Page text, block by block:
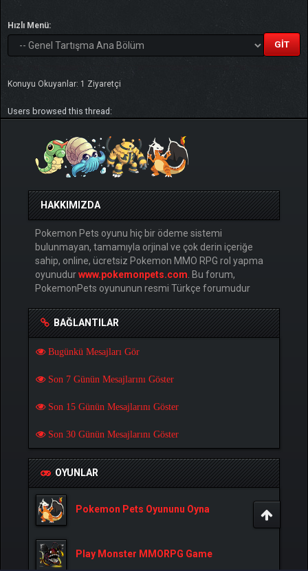
Hızlı Menü:
Konuyu Okuyanlar: 1 Ziyaretçi
Users browsed this thread:
HAKKIMIZDA
Pokemon Pets oyunu hiç bir ödeme sistemi
bulunmayan, tamamıyla orjinal ve çok derin içeriğe
sahip, online, ücretsiz Pokemon MMO RPG rol yapma
oyunudurwww.pokemonpets.com . Bu forum,
PokemonPets oyununun resmi Türkçe forumudur
BAĞLANTILAR
Bugünkü Mesajları Gör
Son 7 Günün Mesajlarını Göster
Son 15 Günün Mesajlarını Göster
Son 30 Günün Mesajlarını Göster
OYUNLAR
Pokemon Pets Oyununu Oyna
Play Monster MMORPG Game